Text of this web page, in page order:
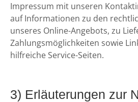
Impressum mit unseren
auf Informationen zu den
unseres Online-Angebots, zu
Zahlungsmöglichkeiten sowie
hilfreiche Service-Seiten.
3) Erläuterungen zur